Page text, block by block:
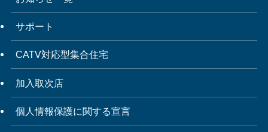
サポート
CATV対応型集合住宅
加入取次店
個人情報保護に関する宣言